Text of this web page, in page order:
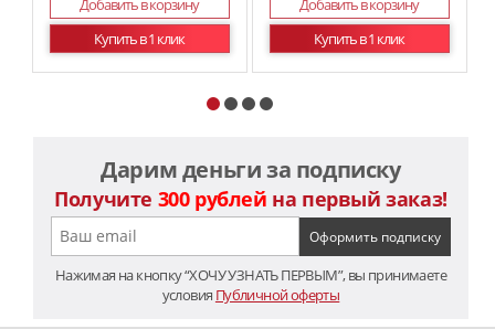
Добавить в корзину
Купить в 1 клик
Добавить в корзину
Купить в 1 клик
Дарим деньги за подписку
Получите 300 рублей на первый заказ!
Нажимая на кнопку “ХОЧУ УЗНАТЬ ПЕРВЫМ”, вы принимаете
условия Публичной оферты